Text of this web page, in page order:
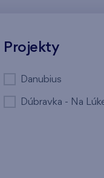
Projekty
Danubius
Dúbravka - Na